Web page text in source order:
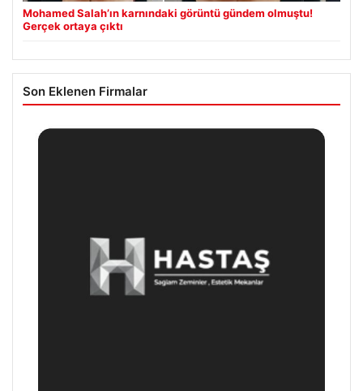
Mohamed Salah’ın karnındaki görüntü gündem olmuştu!
Gerçek ortaya çıktı
Son Eklenen Firmalar